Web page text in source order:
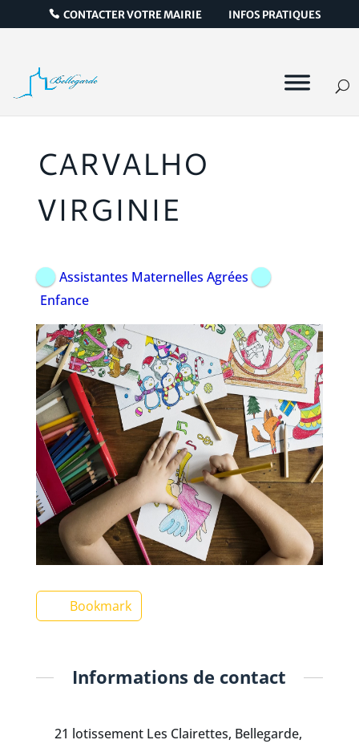
CONTACTER VOTRE MAIRIE INFOS PRATIQUES
CARVALHO
VIRGINIE
Assistantes Maternelles Agrées
Enfance
Bookmark
Informations de contact
21 lotissement Les Clairettes, Bellegarde,